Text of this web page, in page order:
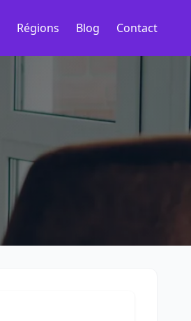
Régions Blog Contact